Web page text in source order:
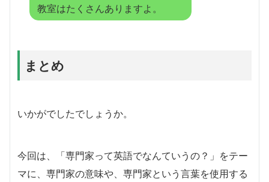
教室はたくさんありますよ。
まとめ
いかがでしたでしょうか。
今回は、「専門家って英語でなんていうの？」をテー
マに、専門家の意味や、専門家という言葉を使用する